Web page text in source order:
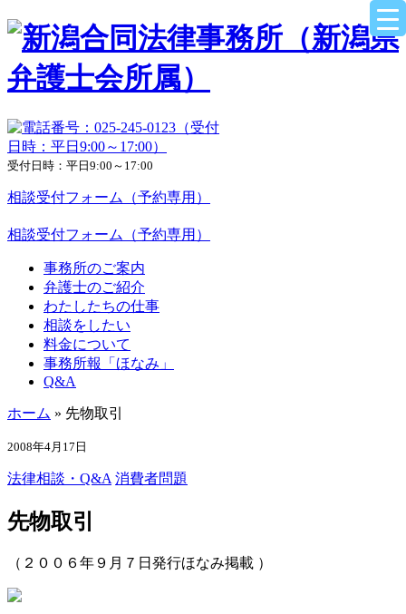
受付日時：平日9:00～17:00
相談受付フォーム（予約専用）
相談受付フォーム（予約専用）
事務所のご案内
弁護士のご紹介
わたしたちの仕事
相談をしたい
料金について
事務所報「ほなみ」
Q&A
ホーム » 先物取引
2008年4月17日
法律相談・Q&A 消費者問題
先物取引
（２００６年９月７日発行ほなみ掲載 ）